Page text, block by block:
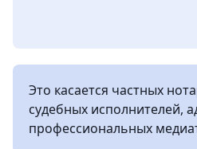
Это касается частных
судебных исполнителей,
профессиональных